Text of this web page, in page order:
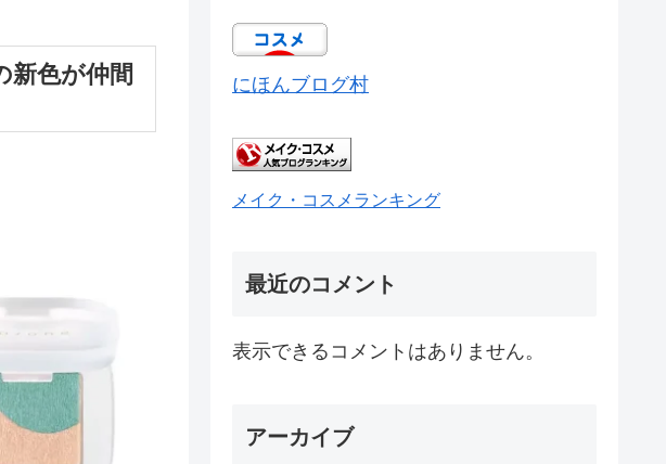
新色が仲間
にほんブログ村
メイク・コスメランキング
最近のコメント
表示できるコメントはありません。
アーカイブ